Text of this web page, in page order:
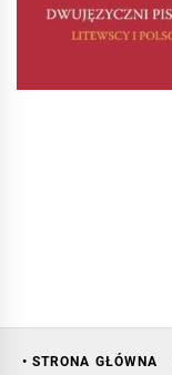
• STRONA GŁÓWNA